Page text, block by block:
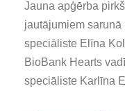
Jauna apģērba
jautājumiem
speciāliste Elīna
BioBank Hearts
speciāliste Karlīna